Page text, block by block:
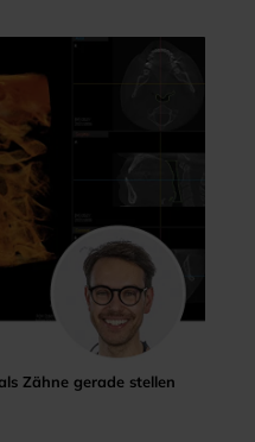
Zähne gerade stellen